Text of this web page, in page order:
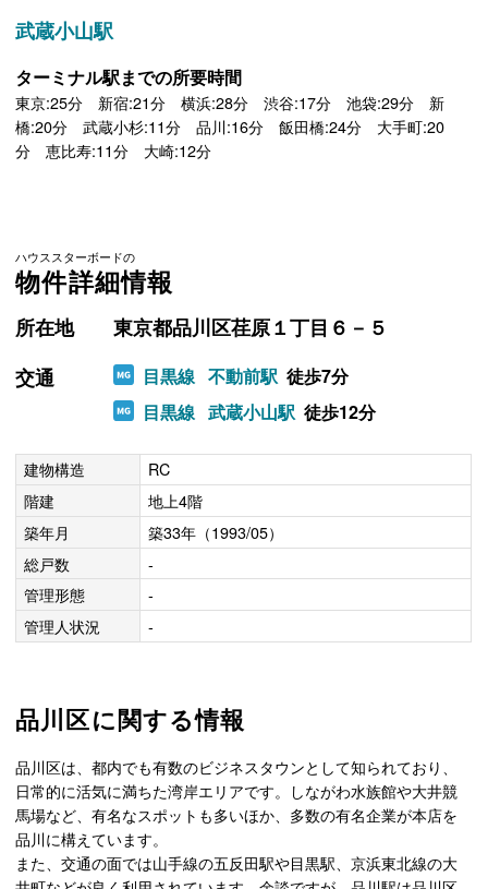
武蔵小山駅
ターミナル駅までの所要時間
東京:25分 新宿:21分 横浜:28分 渋谷:17分 池袋:29分 新
橋:20分 武蔵小杉:11分 品川:16分 飯田橋:24分 大手町:20
分 恵比寿:11分 大崎:12分
ハウススターボードの
物件詳細情報
所在地
東京都品川区荏原１丁目６－５
交通
目黒線 不動前駅 徒歩7分
目黒線 武蔵小山駅 徒歩12分
建物構造
RC
階建
地上4階
築年月
築33年（1993/05）
総戸数
-
管理形態
-
管理人状況
-
品川区に関する情報
品川区は、都内でも有数のビジネスタウンとして知られており、
日常的に活気に満ちた湾岸エリアです。しながわ水族館や大井競
馬場など、有名なスポットも多いほか、多数の有名企業が本店を
品川に構えています。
また、交通の面では山手線の五反田駅や目黒駅、京浜東北線の大